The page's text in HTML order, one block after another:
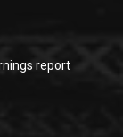
report